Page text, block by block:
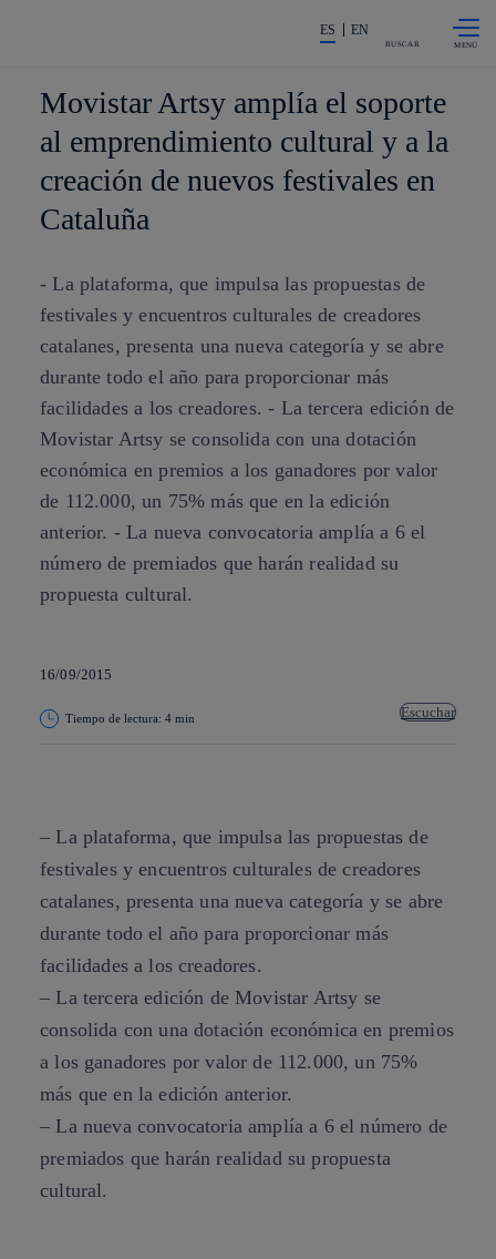
La acción en accionistas e
ES EN
BUSCAR
Movistar Artsy amplía el soporte
al emprendimiento cultural y a la
creación de nuevos festivales en
Cataluña
- La plataforma, que impulsa las propuestas de
festivales y encuentros culturales de creadores
catalanes, presenta una nueva categoría y se abre
durante todo el año para proporcionar más
facilidades a los creadores. - La tercera edición de
Movistar Artsy se consolida con una dotación
económica en premios a los ganadores por valor
de 112.000, un 75% más que en la edición
anterior. - La nueva convocatoria amplía a 6 el
número de premiados que harán realidad su
propuesta cultural.
16/09/2015
Tiempo de lectura: 4 min Escuchar
– La plataforma, que impulsa las propuestas de
festivales y encuentros culturales de creadores
catalanes, presenta una nueva categoría y se abre
durante todo el año para proporcionar más
facilidades a los creadores.
– La tercera edición de Movistar Artsy se
consolida con una dotación económica en premios
a los ganadores por valor de 112.000, un 75%
más que en la edición anterior.
– La nueva convocatoria amplía a 6 el número de
premiados que harán realidad su propuesta
cultural.